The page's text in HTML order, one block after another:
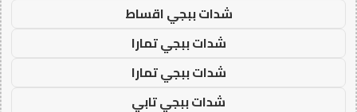
شدات ببجي اقساط
شدات ببجي تمارا
شدات ببجي تمارا
شدات ببجي تابي